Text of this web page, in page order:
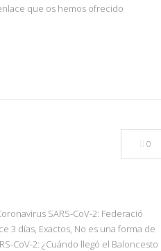
que os hemos ofrecido
0
SARS-CoV-2: Federació
3 días, Exactos, No es una forma de
CoV-2: ¿Cuándo llegó el Baloncesto